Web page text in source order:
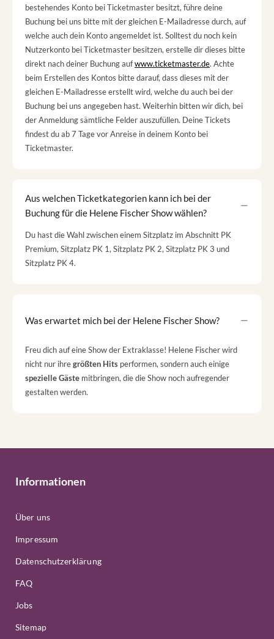
bestehendes Konto bei Ticketmaster besitzt, führe deine
Buchung bei uns bitte mit der gleichen E-Mailadresse durch, auf
welche auch dein Konto angemeldet ist. Solltest du noch kein
Nutzerkonto bei Ticketmaster besitzen, erstelle dir dieses bitte
direkt nach deiner Buchung aufwww.ticketmaster.de. Achte
beim Erstellen des Kontos bitte darauf, dass dieses mit der
gleichen E-Mailadresse erstellt wird, welche du auch bei der
Buchung bei uns angegeben hast. Weiterhin bitten wir dich, bei
der Anmeldung sämtliche Felder auszufüllen. Deine Tickets
findest du ab 7 Tage vor Anreise in deinem Konto bei
Ticketmaster.
Aus welchen Ticketkategorien kann ich bei der
Buchung für die Helene Fischer Show wählen?
Du hast die Wahl zwischen einem Sitzplatz im Abschnitt PK
Premium, Sitzplatz PK 1, Sitzplatz PK 2, Sitzplatz PK 3 und
Sitzplatz PK 4.
Was erwartet mich bei der Helene Fischer Show?
Freu dich auf eine Show der Extraklasse! Helene Fischer wird
nicht nur ihregrößten Hits performen, sondern auch einige
spezielle Gäste mitbringen, die die Show noch aufregender
gestalten werden.
Informationen
Über uns
Impressum
Datenschutzerklärung
FAQ
Jobs
Sitemap